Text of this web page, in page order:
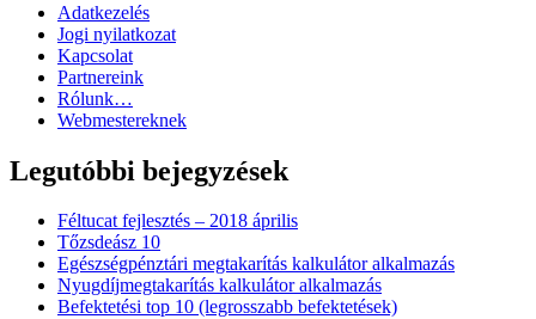
Adatkezelés
Jogi nyilatkozat
Kapcsolat
Partnereink
Rólunk…
Webmestereknek
Legutóbbi bejegyzések
Féltucat fejlesztés – 2018 április
Tőzsdeász 10
Egészségpénztári megtakarítás kalkulátor alkalmazás
Nyugdíjmegtakarítás kalkulátor alkalmazás
Befektetési top 10 (legrosszabb befektetések)